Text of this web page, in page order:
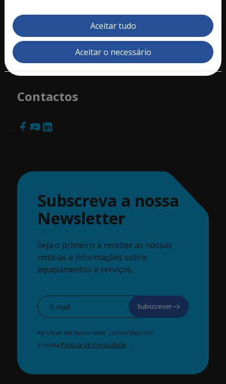
Quem Somos
Recrutamento
Notícias
Contactos
Subscreva a nossa
Newsletter
Seja o primeiro a receber as nossas
notícias e informações sobre
equipamentos e serviços.
Subscrever
Ao clicar em Subscrever, concordas com
a nossa Política de Privacidade
Aceitar tudo
Aceitar o necessário